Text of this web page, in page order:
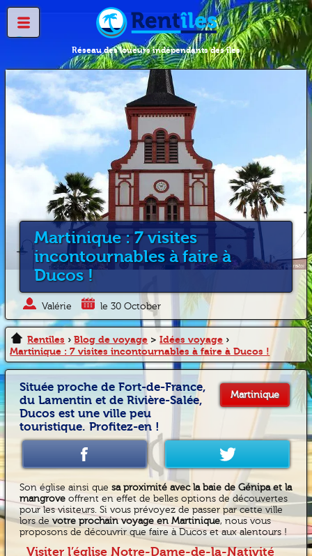
Réseau des loueurs indépendants des îles
Martinique : 7 visites
incontournables à faire à
Ducos !
Valérie le 30 October
Rentîles › Blog de voyage > Idées voyage ›
Martinique : 7 visites incontournables à faire à Ducos !
Martinique
Située proche de Fort-de-France,
du Lamentin et de Rivière-Salée,
Ducos est une ville peu
touristique. Profitez-en !
Son église ainsi que sa proximité avec la baie de Génipa et la
mangroveoffrent en effet de belles options de découvertes
pour les visiteurs. Si vous prévoyez de passer par cette ville
lors de votre prochain voyage en Martinique, nous vous
proposons de découvrir que faire à Ducos et aux alentours !
Visiter l’église Notre-Dame-de-la-Nativité